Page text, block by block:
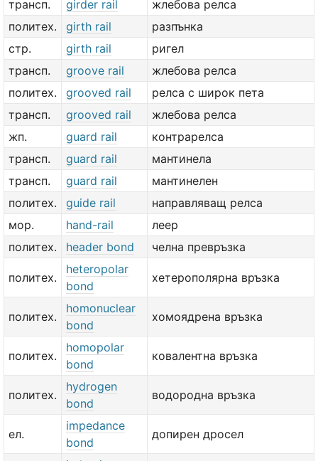
трансп. girder rail
жлебова релса
политех.
girth rail
разпънка
стр.
girth rail
ригел
трансп.
groove rail
жлебова релса
политех.
grooved rail
релса с широк пета
трансп.
grooved rail
жлебова релса
жп.
guard rail
контрарелса
трансп.
guard rail
мантинела
трансп.
guard rail
мантинелен
политех.
guide rail
направляващ релса
мор.
hand-rail
леер
политех.
header bond челна превръзка
политех.
heteropolar
bond
хетерополярна връзка
политех.
homonuclear
bond
хомоядрена връзка
политех.
homopolar
bond
ковалентна връзка
политех.
hydrogen
bond
водородна връзка
ел.
impedance
bond
допирен дросел